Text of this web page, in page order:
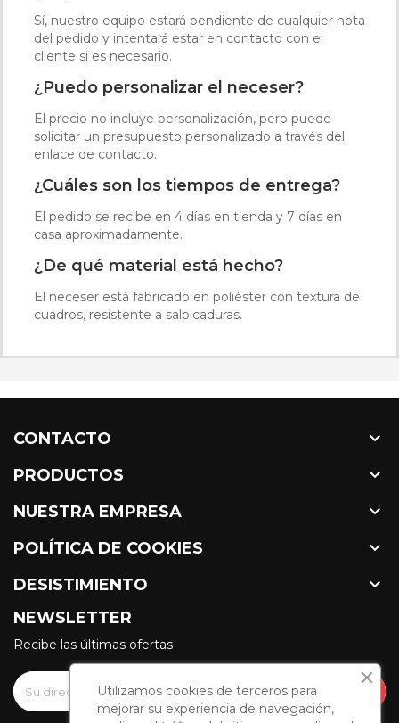
Sí, nuestro equipo estará pendiente de cualquier nota
del pedido y intentará estar en contacto con el
cliente si es necesario.
¿Puedo personalizar el neceser?
El precio no incluye personalización, pero puede
solicitar un presupuesto personalizado a través del
enlace de contacto.
¿Cuáles son los tiempos de entrega?
El pedido se recibe en 4 días en tienda y 7 días en
casa aproximadamente.
¿De qué material está hecho?
El neceser está fabricado en poliéster con textura de
cuadros, resistente a salpicaduras.
CONTACTO 
PRODUCTOS 
NUESTRA EMPRESA 
POLÍTICA DE COOKIES 
DESISTIMIENTO 
NEWSLETTER
Recibe las últimas ofertas
Utilizamos cookies de terceros para
mejorar su experiencia de navegación,